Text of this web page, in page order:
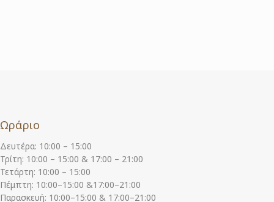
Ωράριο
Δευτέρα: 10:00 – 15:00
Τρίτη: 10:00 – 15:00 & 17:00 – 21:00
Τετάρτη: 10:00 – 15:00
Πέμπτη: 10:00–15:00 &17:00–21:00
Παρασκευή: 10:00–15:00 & 17:00–21:00